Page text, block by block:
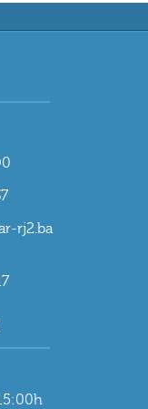
rj2.ba